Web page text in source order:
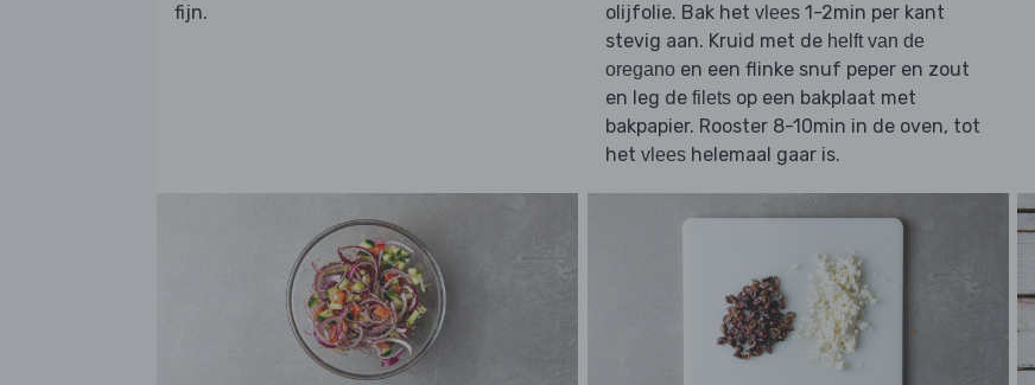
fijn.
olijfolie. Bak het vlees1-2min per kant
stevig aan. Kruid met de helft van de
oreganoen een flinke snuf peper en zout
en leg de filetsop een bakplaat met
bakpapier. Rooster 8-10min in de oven, tot
het vleeshelemaal gaar is.